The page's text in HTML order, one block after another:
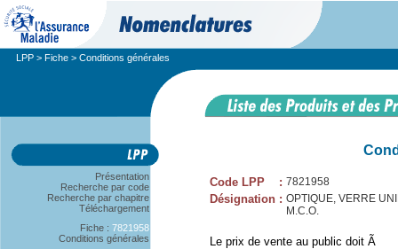
LPP > Fiche > Conditions générales
Présentation
Recherche par code
Recherche par chapitre
Téléchargement
Fiche : 7821958
Conditions générales
Code LPP : 7821958
Désignation : OPTIQUE, VERRE
M.C.O.
Le prix de vente au public doit Ã